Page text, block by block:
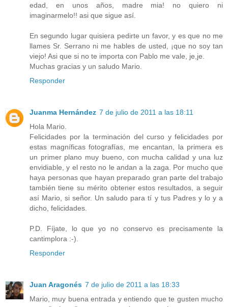
edad, en unos años, madre mia! no quiero ni
imaginarmelo!! asi que sigue así.
En segundo lugar quisiera pedirte un favor, y es que no me
llames Sr. Serrano ni me hables de usted, ¡que no soy tan
viejo! Asi que si no te importa con Pablo me vale, je,je.
Muchas gracias y un saludo Mario.
Responder
Juanma Hernández 7 de julio de 2011 a las 18:11
Hola Mario.
Felicidades por la terminación del curso y felicidades por
estas magníficas fotografías, me encantan, la primera es
un primer plano muy bueno, con mucha calidad y una luz
envidiable, y el resto no le andan a la zaga. Por mucho que
haya personas que hayan preparado gran parte del trabajo
también tiene su mérito obtener estos resultados, a seguir
así Mario, si señor. Un saludo para tí y tus Padres y lo y a
dicho, felicidades.
P.D. Fíjate, lo que yo no conservo es precisamente la
cantimplora :-).
Responder
Juan Aragonés 7 de julio de 2011 a las 18:33
Mario, muy buena entrada y entiendo que te gusten mucho